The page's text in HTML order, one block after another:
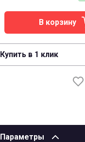
В корзину
Купить в 1 клик
Параметры